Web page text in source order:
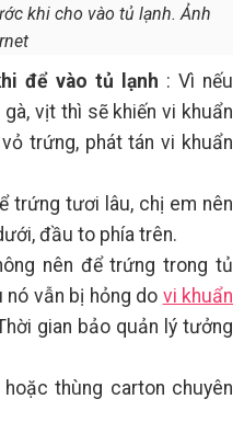
khi cho vào tủ lạnh. Ảnh
để vào tủ lạnh : Vì nếu
vịt thì sẽ khiến vi khuẩn
trứng, phát tán vi khuẩn
trứng tươi lâu, chị em nên
đầu to phía trên.
nên để trứng trong tủ
nó vẫn bị hỏng do vi khuẩn
gian bảo quản lý tưởng
thùng carton chuyên